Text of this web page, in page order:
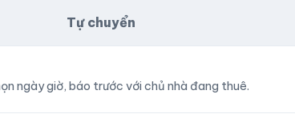
Tự chuyển
ngày giờ, báo trước với chủ nhà đang thuê.